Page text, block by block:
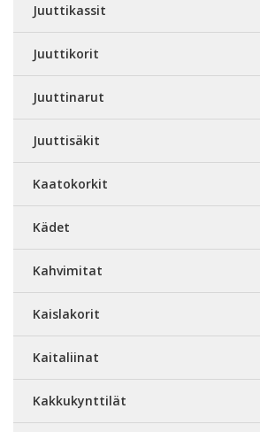
Juuttikassit
Juuttikorit
Juuttinarut
Juuttisäkit
Kaatokorkit
Kädet
Kahvimitat
Kaislakorit
Kaitaliinat
Kakkukynttilät